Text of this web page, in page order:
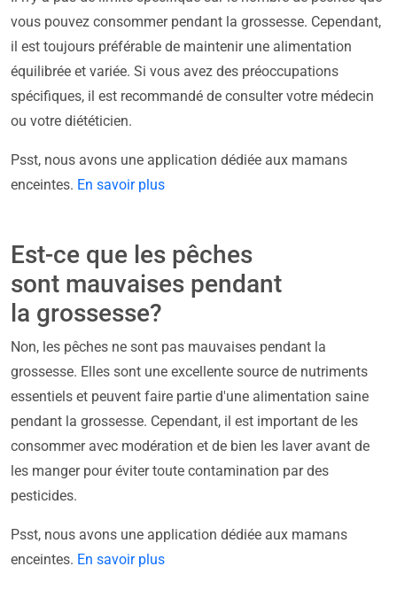
vous pouvez consommer pendant la grossesse. Cependant,
il est toujours préférable de maintenir une alimentation
équilibrée et variée. Si vous avez des préoccupations
spécifiques, il est recommandé de consulter votre médecin
ou votre diététicien.
Psst, nous avons une application dédiée aux mamans
enceintes. En savoir plus
Est-ce que les pêches
sont mauvaises pendant
la grossesse?
Non, les pêches ne sont pas mauvaises pendant la
grossesse. Elles sont une excellente source de nutriments
essentiels et peuvent faire partie d'une alimentation saine
pendant la grossesse. Cependant, il est important de les
consommer avec modération et de bien les laver avant de
les manger pour éviter toute contamination par des
pesticides.
Psst, nous avons une application dédiée aux mamans
enceintes. En savoir plus